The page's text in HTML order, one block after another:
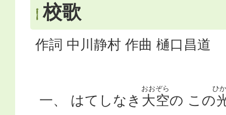
校歌
作詞 中川静村 作曲 樋口昌道
一、 はてしなき 大
おお
空
ぞら
の この
ひ